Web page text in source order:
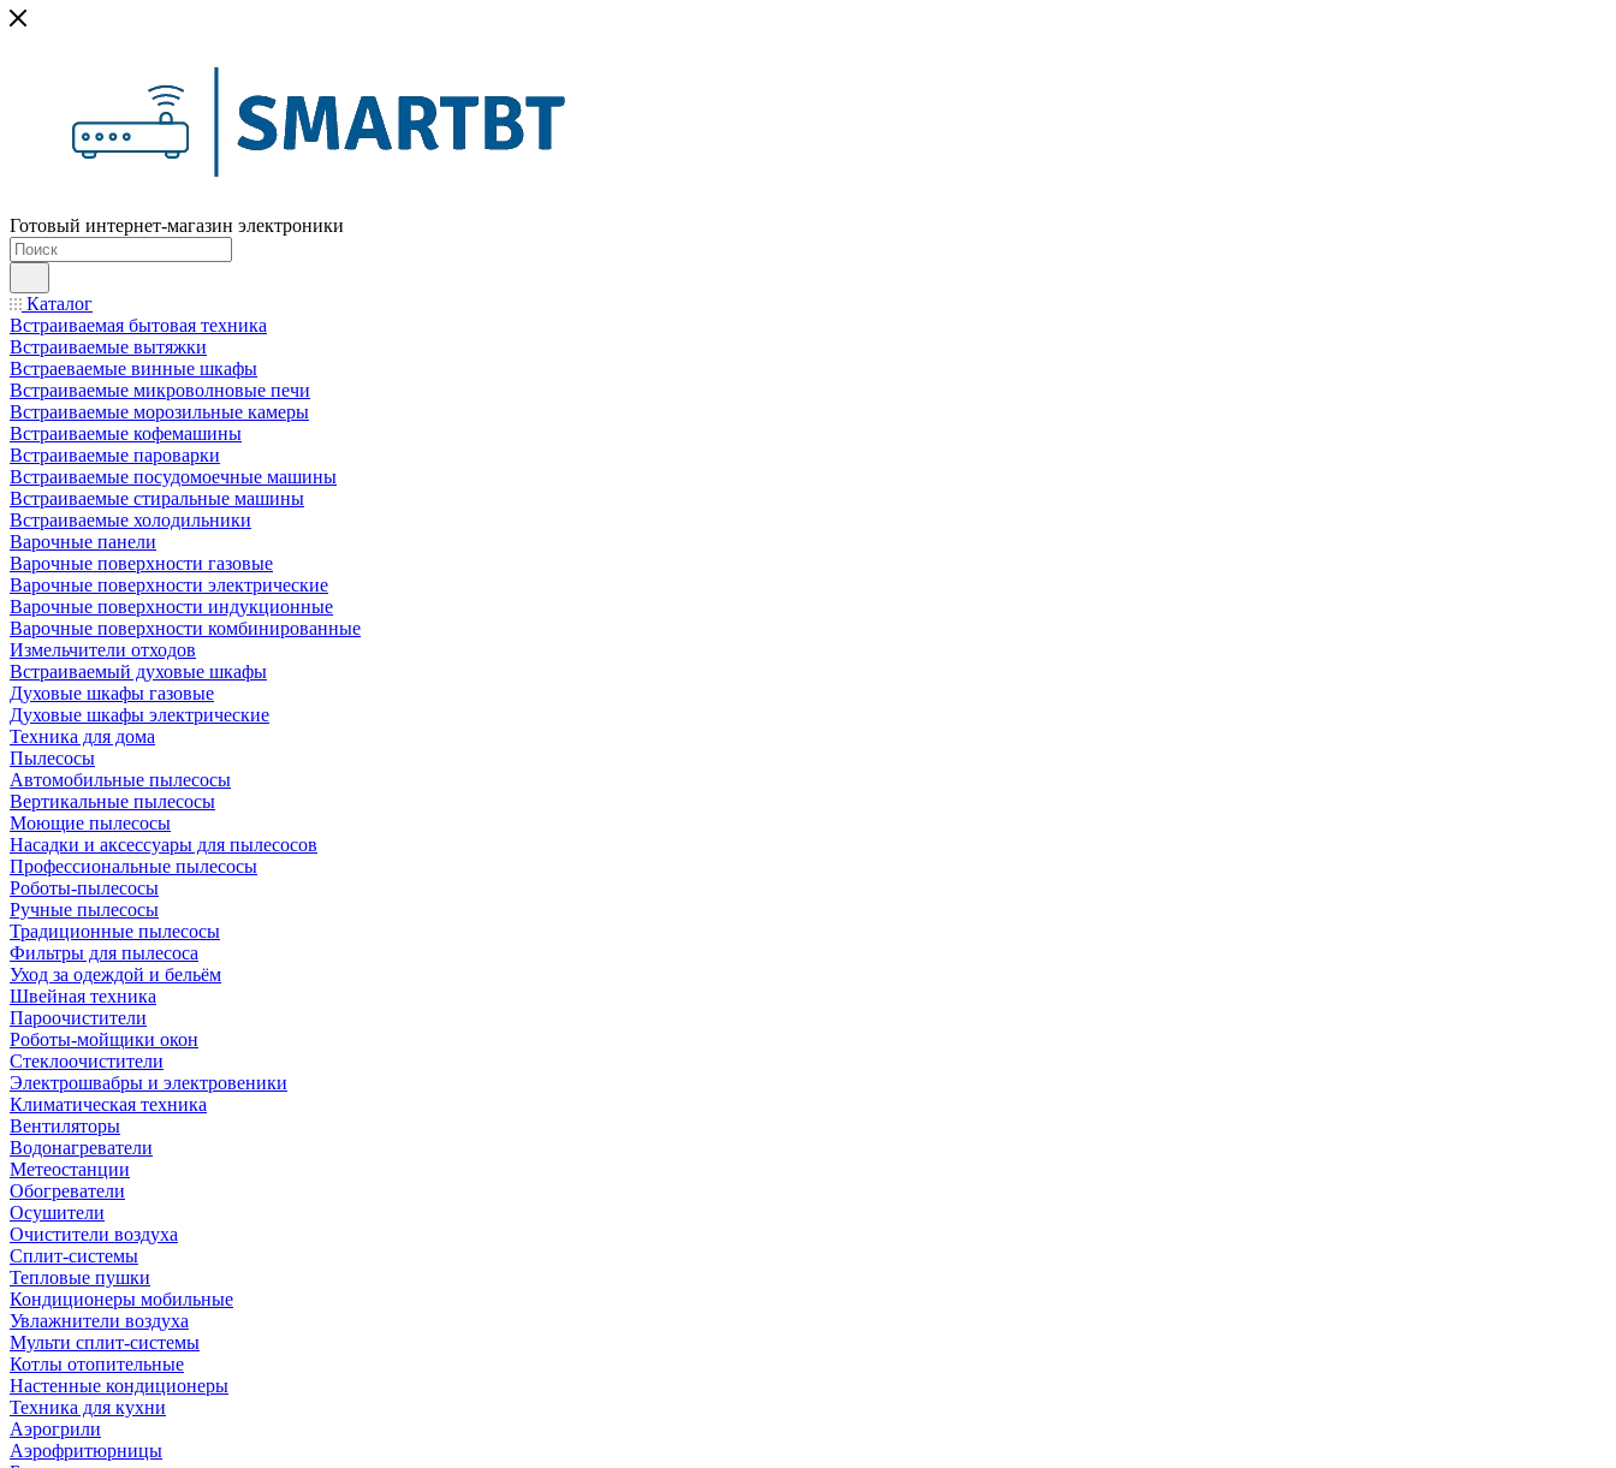
Готовый интернет-магазин электроники
Каталог
Встраиваемая бытовая техника
Встраиваемые вытяжки
Встраеваемые винные шкафы
Встраиваемые микроволновые печи
Встраиваемые морозильные камеры
Встраиваемые кофемашины
Встраиваемые пароварки
Встраиваемые посудомоечные машины
Встраиваемые стиральные машины
Встраиваемые холодильники
Варочные панели
Варочные поверхности газовые
Варочные поверхности электрические
Варочные поверхности индукционные
Варочные поверхности комбинированные
Измельчители отходов
Встраиваемый духовые шкафы
Духовые шкафы газовые
Духовые шкафы электрические
Техника для дома
Пылесосы
Автомобильные пылесосы
Вертикальные пылесосы
Моющие пылесосы
Насадки и аксессуары для пылесосов
Профессиональные пылесосы
Роботы-пылесосы
Ручные пылесосы
Традиционные пылесосы
Фильтры для пылесоса
Уход за одеждой и бельём
Швейная техника
Пароочистители
Роботы-мойщики окон
Стеклоочистители
Электрошвабры и электровеники
Климатическая техника
Вентиляторы
Водонагреватели
Метеостанции
Обогреватели
Осушители
Очистители воздуха
Сплит-системы
Тепловые пушки
Кондиционеры мобильные
Увлажнители воздуха
Мульти сплит-системы
Котлы отопительные
Настенные кондиционеры
Техника для кухни
Аэрогрили
Аэрофритюрницы